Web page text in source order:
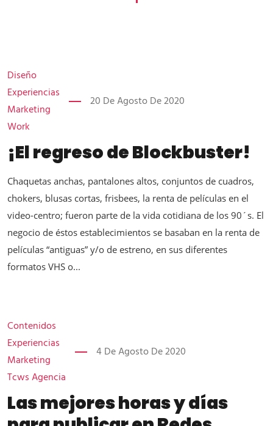
Diseño
Experiencias
Marketing
Work
20 De Agosto De 2020
¡El regreso de Blockbuster!
Chaquetas anchas, pantalones altos, conjuntos de cuadros,
chokers, blusas cortas, frisbees, la renta de películas en el
video-centro; fueron parte de la vida cotidiana de los 90´s. El
negocio de éstos establecimientos se basaban en la renta de
películas “antiguas” y/o de estreno, en sus diferentes
formatos VHS o...
Contenidos
Experiencias
Marketing
Tcws Agencia
4 De Agosto De 2020
Las mejores horas y días